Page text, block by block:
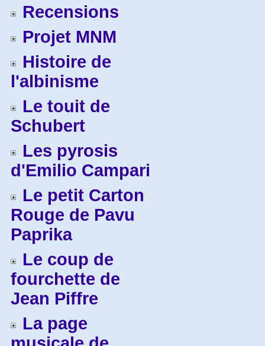
Recensions
Projet MNM
Histoire de
l'albinisme
Le touit de
Schubert
Les pyrosis
d'Emilio Campari
Le petit Carton
Rouge de Pavu
Paprika
Le coup de
fourchette de
Jean Piffre
La page